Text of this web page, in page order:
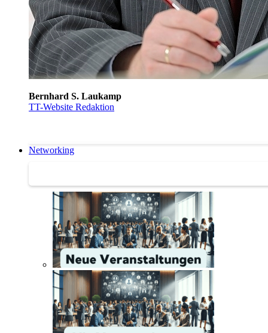
Bernhard S. Laukamp
TT-Website Redaktion
Networking